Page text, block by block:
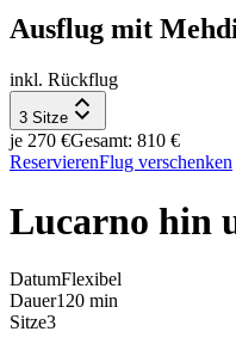
Ausflug mit
inkl. Rückflug
3 Sitze
je 270 €Gesamt: 810 €
ReservierenFlug verschenken
Lucarno hin
DatumFlexibel
Dauer120 min
Sitze3